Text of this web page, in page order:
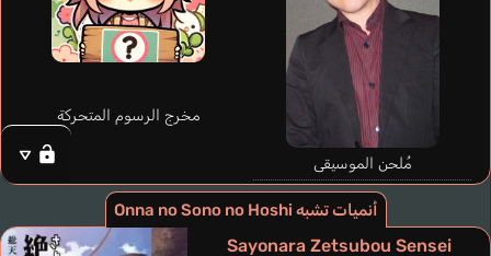
مُلحن الموسيقى
مخرج الرسوم المتحركة
أنميات تشبه Onna no Sono no Hoshi
Sayonara Zetsubou Sensei